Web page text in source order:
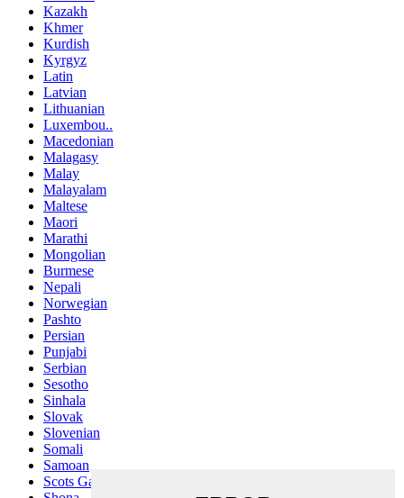
Kazakh
Khmer
Kurdish
Kyrgyz
Latin
Latvian
Lithuanian
Luxembou..
Macedonian
Malagasy
Malay
Malayalam
Maltese
Maori
Marathi
Mongolian
Burmese
Nepali
Norwegian
Pashto
Persian
Punjabi
Serbian
Sesotho
Sinhala
Slovak
Slovenian
Somali
Samoan
Scots Gaelic